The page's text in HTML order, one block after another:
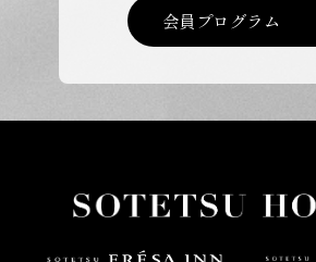
会員プログラム